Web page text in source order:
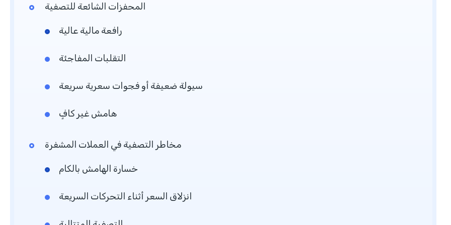
المحفزات الشائعة للتصفية
رافعة مالية عالية
التقلبات المفاجئة
سيولة ضعيفة أو فجوات سعرية سريعة
هامش غير كافٍ
مخاطر التصفية في العملات المشفرة
خسارة الهامش بالكام
انزلاق السعر أثناء التحركات السريعة